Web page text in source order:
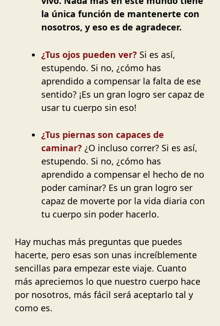
la única función de mantenerte con
nosotros, y eso es de agradecer.
¿Tus ojos pueden ver? Si es así,
estupendo. Si no, ¿cómo has
aprendido a compensar la falta de ese
sentido? ¡Es un gran logro ser capaz de
usar tu cuerpo sin eso!
¿Tus piernas son capaces de
caminar? ¿O incluso correr? Si es así,
estupendo. Si no, ¿cómo has
aprendido a compensar el hecho de no
poder caminar? Es un gran logro ser
capaz de moverte por la vida diaria con
tu cuerpo sin poder hacerlo.
Hay muchas más preguntas que puedes
hacerte, pero esas son unas increíblemente
sencillas para empezar este viaje. Cuanto
más apreciemos lo que nuestro cuerpo hace
por nosotros, más fácil será aceptarlo tal y
como es.